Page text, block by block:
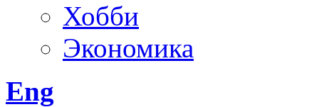
Хобби
Экономика
Eng